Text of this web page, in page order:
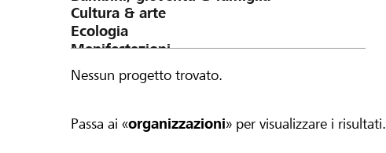
Nessun progetto trovato.
Passa ai «organizzazioni» per visualizzare i risultati.